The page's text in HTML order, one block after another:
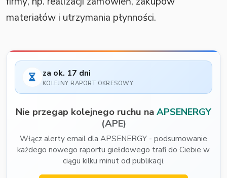
materiałów i utrzymania płynności.
za ok. 17 dni
KOLEJNY RAPORT OKRESOWY
Nie przegap kolejnego ruchu na APSENERGY
(APE)
Włącz alerty email dla APSENERGY - podsumowanie
każdego nowego raportu giełdowego trafi do Ciebie w
ciągu kilku minut od publikacji.